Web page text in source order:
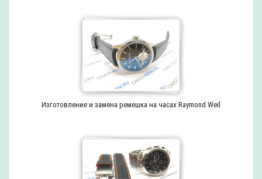
Изготовление и замена ремешка на часах Raymond Weil